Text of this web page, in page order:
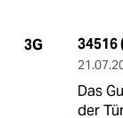
3G
Das
der